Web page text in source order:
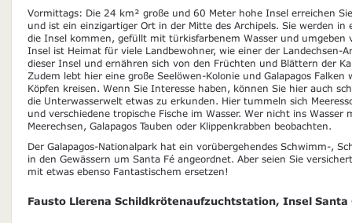
Vormittags: Die 24 km² große und 60 Meter hohe Insel erreichen
und ist ein einzigartiger Ort in der Mitte des Archipels. Sie werden in
die Insel kommen, gefüllt mit türkisfarbenem Wasser und umgeben
Insel ist Heimat für viele Landbewohner, wie einer der Landechsen-
dieser Insel und ernähren sich von den Früchten und Blättern der
Zudem lebt hier eine große Seelöwen-Kolonie und Galapagos
Köpfen kreisen. Wenn Sie Interesse haben, können Sie hier auch
die Unterwasserwelt etwas zu erkunden. Hier tummeln sich
und verschiedene tropische Fische im Wasser. Wer nicht ins Wasser
Meerechsen, Galapagos Tauben oder Klippenkrabben beobachten.
Der Galapagos-Nationalpark hat ein vorübergehendes Schwimm-,
in den Gewässern um Santa Fé angeordnet. Aber seien Sie
mit etwas ebenso Fantastischem ersetzen!
Fausto Llerena Schildkrötenaufzuchtstation, Insel Santa